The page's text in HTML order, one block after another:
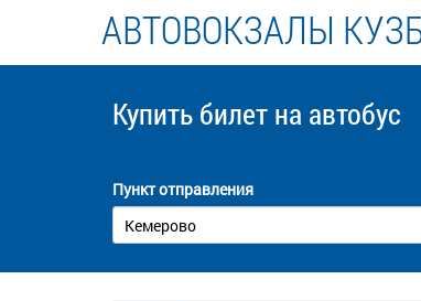
АВТОВОКЗАЛЫ
Купить билет на автобус
Пункт отправления